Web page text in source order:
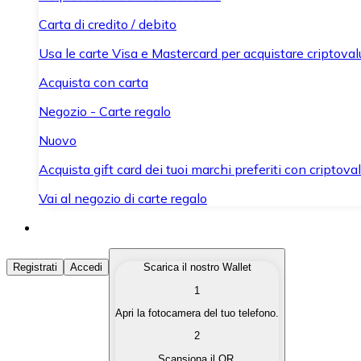
Carta di credito / debito
Usa le carte Visa e Mastercard per acquistare
Acquista con carta
Negozio - Carte regalo
Nuovo
Acquista gift card dei tuoi marchi preferiti con
Vai al negozio di carte regalo
Acquista Criptovalute
Acquista le criptovalute che ti interessano in modo
Converti le tue criptovalute in valuta fiat quando ne hai
Registrati Accedi
Scarica il nostro Wallet
1
Apri la fotocamera del tuo telefono.
2